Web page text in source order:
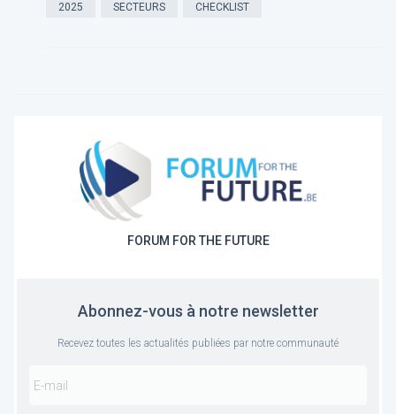
2025 SECTEURS CHECKLIST
FORUM FOR THE FUTURE
Abonnez-vous à notre newsletter
Recevez toutes les actualités publiées par notre communauté